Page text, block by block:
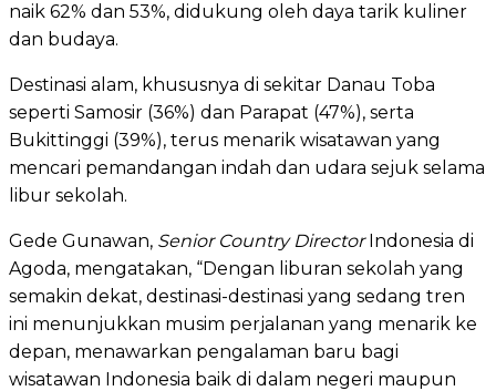
naik 62% dan 53%, didukung oleh daya tarik kuliner
dan budaya.
Destinasi alam, khususnya di sekitar Danau Toba
seperti Samosir (36%) dan Parapat (47%), serta
Bukittinggi (39%), terus menarik wisatawan yang
mencari pemandangan indah dan udara sejuk selama
libur sekolah.
Gede Gunawan, Senior Country DirectorIndonesia di
Agoda, mengatakan, “Dengan liburan sekolah yang
semakin dekat, destinasi-destinasi yang sedang tren
ini menunjukkan musim perjalanan yang menarik ke
depan, menawarkan pengalaman baru bagi
wisatawan Indonesia baik di dalam negeri maupun